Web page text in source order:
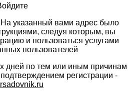
указанный вами адрес было
следуя которым, вы
и пользоваться услугами
пользователей
дней по тем или иным причинам
регистрации -